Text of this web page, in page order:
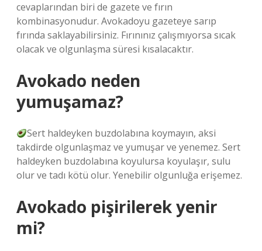
cevaplarından biri de gazete ve fırın
kombinasyonudur. Avokadoyu gazeteye sarıp
fırında saklayabilirsiniz. Fırınınız çalışmıyorsa sıcak
olacak ve olgunlaşma süresi kısalacaktır.
Avokado neden
yumuşamaz?
Sert haldeyken buzdolabına koymayın, aksi
takdirde olgunlaşmaz ve yumuşar ve yenemez. Sert
haldeyken buzdolabına koyulursa koyulaşır, sulu
olur ve tadı kötü olur. Yenebilir olgunluğa erişemez.
Avokado pişirilerek yenir
mi?